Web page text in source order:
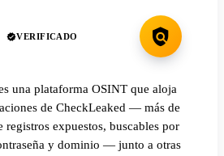
VERIFICADO
una plataforma OSINT que aloja
de CheckLeaked — más de
registros expuestos, buscables por
y dominio — junto a otras